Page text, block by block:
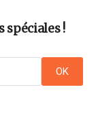
spéciales !